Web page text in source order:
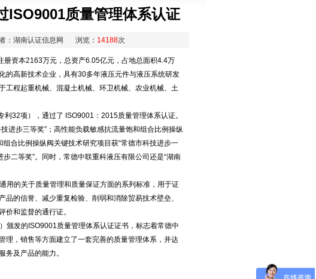
ISO9001质量管理体系认证
：湖南认证信息网 浏览： 14188次
资本2163万元，总资产6.05亿元，占地总面积4.4万
的高新技术企业，具有30多年液压元件与液压系统研发
工程起重机械、混凝土机械、环卫机械、农业机械、土
32项），通过了 ISO9001：2015质量管理体系认证。
进步三等奖”；高性能负载敏感抗流量饱和组合比例操纵
合比例操纵阀关键技术研究项目获“常德市科技进步一
二等奖”。同时，常德中联重科液压有限公司还是“湖南
的关于质量管理和质量保证方面的系列标准，用于证
的信誉、减少重复检验、削弱和消除贸易技术壁垒、
价和监督的通行证。
发的ISO9001质量管理体系认证证书，标志着常德中
理，销售等方面建立了一套完善的质量管理体系，并达
务及产品的能力。